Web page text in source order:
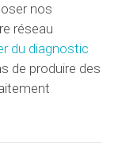
nos
réseau
du diagnostic
de produire des